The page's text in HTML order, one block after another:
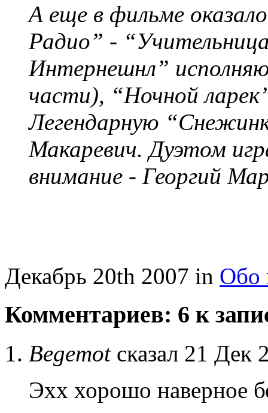
А еще в фильме
Радио” -
Интернешнл”
части), “Ночной
Легендарную
Макаревич. Дуэтом
внимание - Георгий
Декабрь 20th 2007 in Обо
Комментариев: 6 к
Begemotсказал 21 Дек
Эхх хорошо наверное